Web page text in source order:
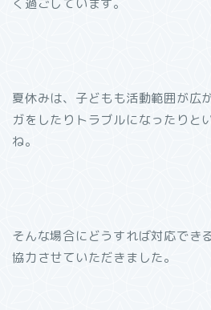
夏休みは、子どもも活動範囲が広
ガをしたりトラブルになったりと
ね。
そんな場合にどうすれば対応でき
協力させていただきました。